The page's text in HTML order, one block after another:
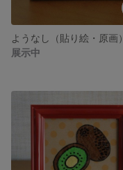
ようなし（貼り絵・原画）
展示中